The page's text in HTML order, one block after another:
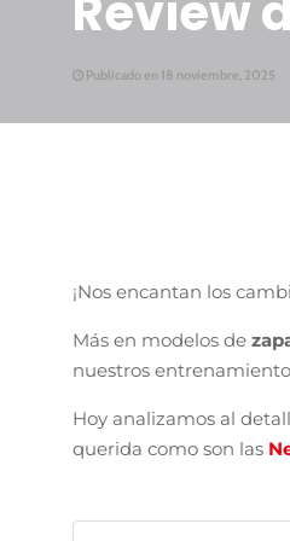
Publicado en 18 noviembre, 2025
¡Nos encantan los
Más en modelos de
nuestros
Hoy analizamos al
querida como son las